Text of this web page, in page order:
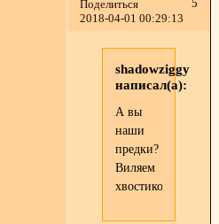
Поделиться
5
2018-04-01 00:29:13
shadowziggy
написал(а):
А вы
наши
предки?
Виляем
хвостиком.